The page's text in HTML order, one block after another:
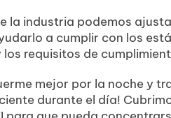
la industria podemos
a cumplir con los
requisitos de
mejor por la noche y
durante el día!